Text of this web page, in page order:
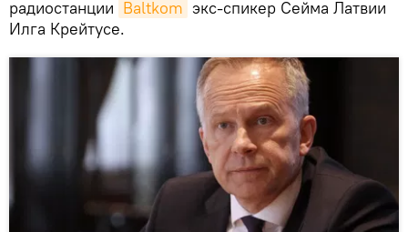
радиостанции Baltkom экс-спикер Сейма Латвии
Илга Крейтусе.